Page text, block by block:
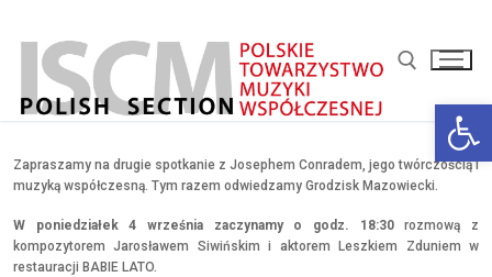
Zapraszamy na drugie spotkanie z Josephem Conradem, jego twórczością i
muzyką współczesną. Tym razem odwiedzamy Grodzisk Mazowiecki.
W poniedziałek 4 września zaczynamy o godz. 18:30rozmową z
kompozytorem Jarosławem Siwińskim i aktorem Leszkiem Zduniem w
restauracji BABIE LATO.